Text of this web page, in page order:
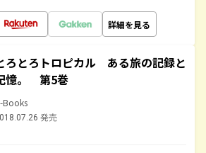
詳細を見る
ろとろトロピカル ある旅の記録と
憶。 第5巻
Books
発売